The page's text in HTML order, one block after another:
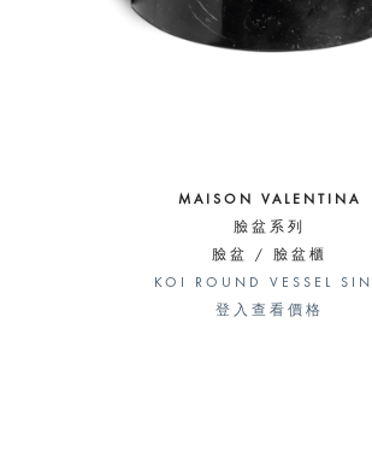
MAISON VALENTINA
臉盆系列
臉盆 / 臉盆櫃
KOI ROUND VESSEL
登入查看價格